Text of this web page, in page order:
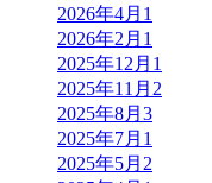
2026年4月 1
2026年2月 1
2025年12月 1
2025年11月 2
2025年8月 3
2025年7月 1
2025年5月 2